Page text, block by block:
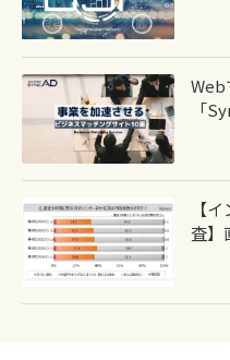
Web
「
【
査】